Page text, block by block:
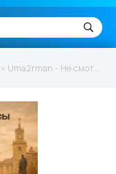
» Uma2rman - Не смотри на часы